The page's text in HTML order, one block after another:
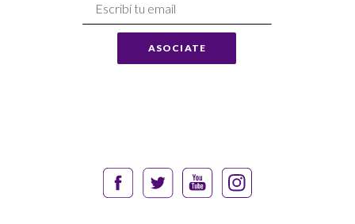
Suscríbase
ASOCIATE